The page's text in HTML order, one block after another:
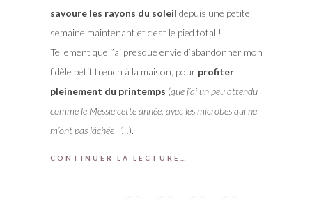
savoure les rayons du soleil depuis une petite
semaine maintenant et c’est le pied total !
Tellement que j’ai presque envie d’abandonner mon
fidèle petit trench à la maison, pour profiter
pleinement du printemps (que j’ai un peu attendu
comme le Messie cette année, avec les microbes qui ne
m’ont pas lâchée –‘…).
CONTINUER LA LECTURE…